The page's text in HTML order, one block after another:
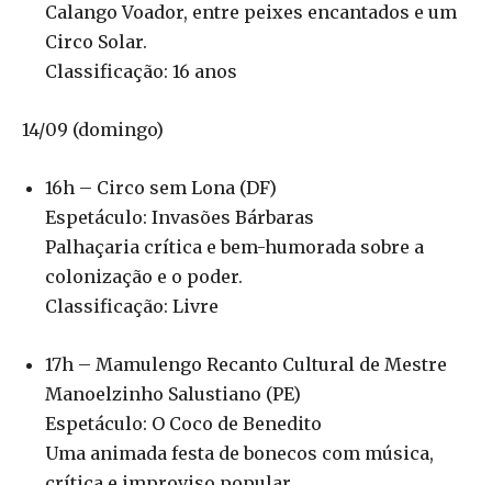
Calango Voador, entre peixes encantados e um
Circo Solar.
Classificação: 16 anos
14/09 (domingo)
16h – Circo sem Lona (DF)
Espetáculo: Invasões Bárbaras
Palhaçaria crítica e bem-humorada sobre a
colonização e o poder.
Classificação: Livre
17h – Mamulengo Recanto Cultural de Mestre
Manoelzinho Salustiano (PE)
Espetáculo: O Coco de Benedito
Uma animada festa de bonecos com música,